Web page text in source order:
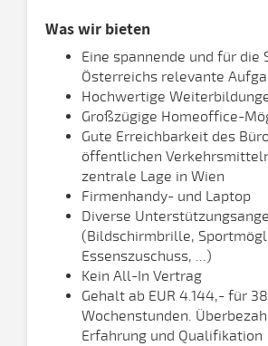
Was wir bieten
Eine spannende und für die
Österreichs relevante
Hochwertige
Großzügige Homeoffice-
Gute Erreichbarkeit des
öffentlichen
zentrale Lage in Wien
Firmenhandy- und Laptop
Diverse
(Bildschirmbrille,
Essenszuschuss, ...)
Kein All-In Vertrag
Gehalt ab EUR 4.144,- für
Wochenstunden.
Erfahrung und Qualifikation